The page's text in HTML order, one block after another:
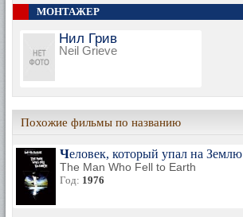
МОНТАЖЕР
Нил Грив
Neil Grieve
Похожие фильмы по названию
Человек, который упал на Землю
The Man Who Fell to Earth
Год: 1976